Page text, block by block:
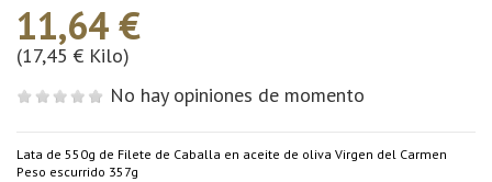
11,64 €
(17,45 € Kilo)
No hay opiniones de momento
Lata de 550g de Filete de Caballa en aceite de oliva Virgen del Carmen
Peso escurrido 357g